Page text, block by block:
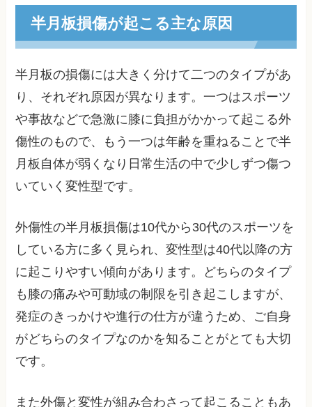
半月板損傷が起こる主な原因
半月板の損傷には大きく分けて二つのタイプがあ
り、それぞれ原因が異なります。一つはスポーツ
や事故などで急激に膝に負担がかかって起こる外
傷性のもので、もう一つは年齢を重ねることで半
月板自体が弱くなり日常生活の中で少しずつ傷つ
いていく変性型です。
外傷性の半月板損傷は10代から30代のスポーツを
している方に多く見られ、変性型は40代以降の方
に起こりやすい傾向があります。どちらのタイプ
も膝の痛みや可動域の制限を引き起こしますが、
発症のきっかけや進行の仕方が違うため、ご自身
がどちらのタイプなのかを知ることがとても大切
です。
また外傷と変性が組み合わさって起こることもあ